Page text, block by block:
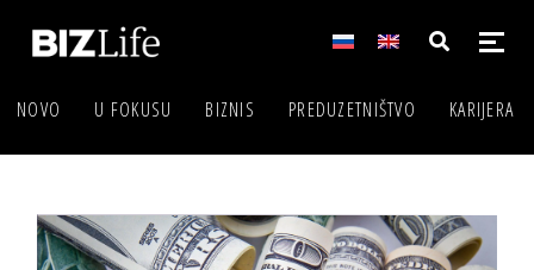
NOVO U FOKUSU BIZNIS PREDUZETNIŠTVO KARIJERA